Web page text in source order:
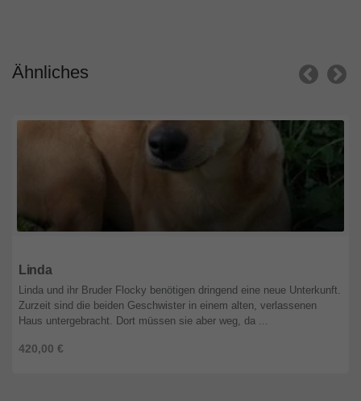
Ähnliches
Linda
420,00 €
Linda und ihr Bruder Flocky benötigen dringend eine neue Unterkunft.
Zurzeit sind die beiden Geschwister in einem alten, verlassenen
Haus untergebracht. Dort müssen sie aber weg, da ...